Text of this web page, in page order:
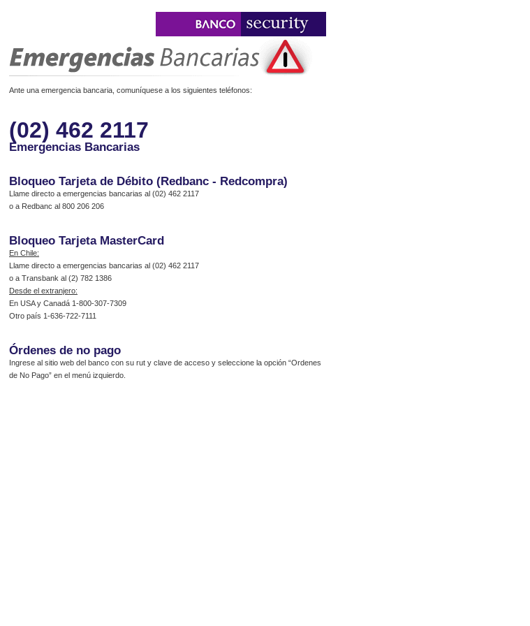
Ante una emergencia bancaria, comuníquese a los siguientes teléfonos:
(02) 462 2117
Emergencias Bancarias
Bloqueo Tarjeta de Débito (Redbanc - Redcompra)
Llame directo a emergencias bancarias al (02) 462 2117
o a Redbanc al 800 206 206
Bloqueo Tarjeta MasterCard
En Chile:
Llame directo a emergencias bancarias al (02) 462 2117
o a Transbank al (2) 782 1386
Desde el extranjero:
En USA y Canadá 1-800-307-7309
Otro país 1-636-722-7111
Órdenes de no pago
Ingrese al sitio web del banco con su rut y clave de acceso y seleccione la opción “Ordenes
de No Pago” en el menú izquierdo.